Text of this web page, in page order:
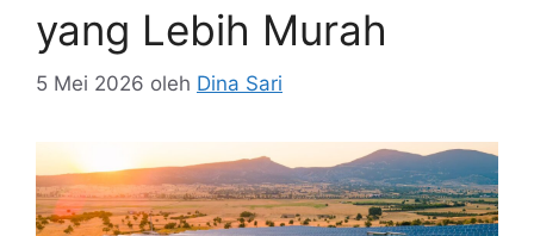
yang Lebih Murah
5 Mei 2026 oleh Dina Sari